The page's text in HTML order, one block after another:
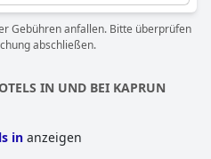
Gebühren anfallen. Bitte überprüfen
abschließen.
IN UND BEI KAPRUN
in anzeigen